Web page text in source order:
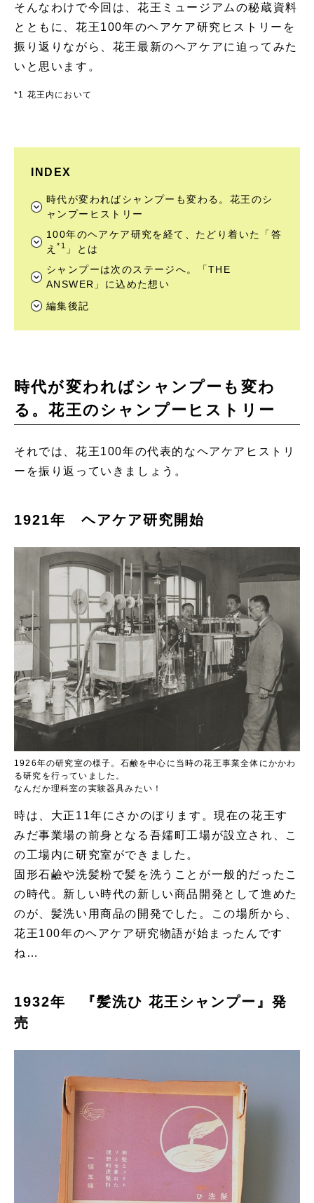
そんなわけで今回は、花王ミュージアムの秘蔵資料
とともに、花王100年のヘアケア研究ヒストリーを
振り返りながら、花王最新のヘアケアに迫ってみた
いと思います。
*1 花王内において
INDEX
時代が変わればシャンプーも変わる。花王のシ
ャンプーヒストリー
100年のヘアケア研究を経て、たどり着いた「答
え*1 」とは
シャンプーは次のステージへ。「THE
ANSWER」に込めた想い
編集後記
時代が変わればシャンプーも変わ
る。花王のシャンプーヒストリー
それでは、花王100年の代表的なヘアケアヒストリ
ーを振り返っていきましょう。
1921年 ヘアケア研究開始
1926年の研究室の様子。石鹸を中心に当時の花王事業全体にかかわ
る研究を行っていました。
なんだか理科室の実験器具みたい！
時は、大正11年にさかのぼります。現在の花王す
みだ事業場の前身となる吾嬬町工場が設立され、こ
の工場内に研究室ができました。
固形石鹼や洗髪粉で髪を洗うことが一般的だったこ
の時代。新しい時代の新しい商品開発として進めた
のが、髪洗い用商品の開発でした。この場所から、
花王100年のヘアケア研究物語が始まったんです
ね…
1932年 『髪洗ひ 花王シャンプー』発
売